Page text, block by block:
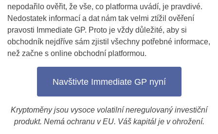
nepodařilo ověřit, že vše, co platforma uvádí, je pravdivé.
Nedostatek informací a dat nám tak velmi ztížil ověření
pravosti Immediate GP. Proto je vždy důležité, aby si
obchodník nejdříve sám zjistil všechny potřebné informace,
než začne s online obchodní platformou.
Navštivte Immediate GP nyní
Kryptoměny jsou vysoce volatilní neregulovaný investiční
produkt. Nemá ochranu v EU. Váš kapitál je v ohrožení.